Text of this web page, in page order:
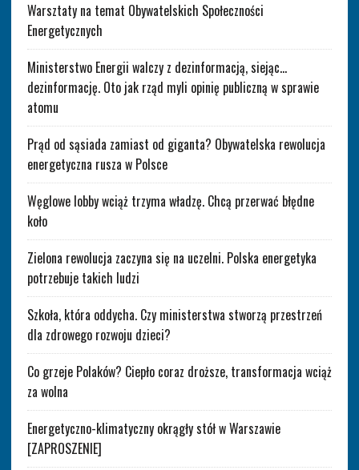
Warsztaty na temat Obywatelskich Społeczności
Energetycznych
Ministerstwo Energii walczy z dezinformacją, siejąc…
dezinformację. Oto jak rząd myli opinię publiczną w sprawie
atomu
Prąd od sąsiada zamiast od giganta? Obywatelska rewolucja
energetyczna rusza w Polsce
Węglowe lobby wciąż trzyma władzę. Chcą przerwać błędne
koło
Zielona rewolucja zaczyna się na uczelni. Polska energetyka
potrzebuje takich ludzi
Szkoła, która oddycha. Czy ministerstwa stworzą przestrzeń
dla zdrowego rozwoju dzieci?
Co grzeje Polaków? Ciepło coraz droższe, transformacja wciąż
za wolna
Energetyczno-klimatyczny okrągły stół w Warszawie
[ZAPROSZENIE]